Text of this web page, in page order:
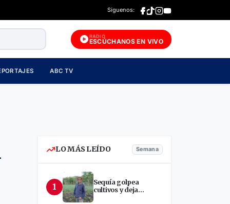
Síguenos:
RADIO
ESCÚCHANOS EN VIVO
ABC TV
LO MÁS LEÍDO Semana
1
Sequía golpea
cultivos y deja